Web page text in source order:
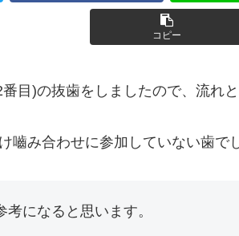
コピー
目)の抜歯をしましたので、流れ
嚙み合わせに参加していない歯で
になると思います。